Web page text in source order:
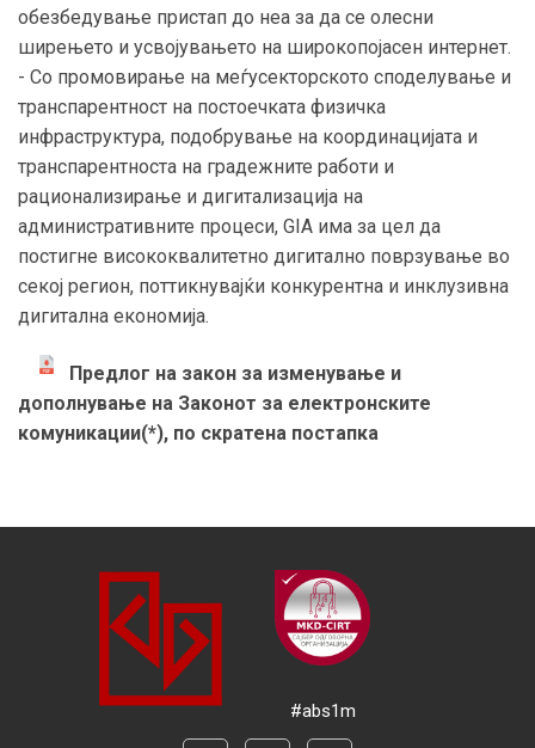
обезбедување пристап до неа за да се олесни
ширењето и усвојувањето на широкопојасен интернет.
- Со промовирање на меѓусекторското споделување и
транспарентност на постоечката физичка
инфраструктура, подобрување на координацијата и
транспарентноста на градежните работи и
рационализирање и дигитализација на
административните процеси, GIA има за цел да
постигне висококвалитетно дигитално поврзување во
секој регион, поттикнувајќи конкурентна и инклузивна
дигитална економија.
Предлог на закон за изменување и
дополнување на Законот за електронските
комуникации(*), по скратена постапка
#abs1m